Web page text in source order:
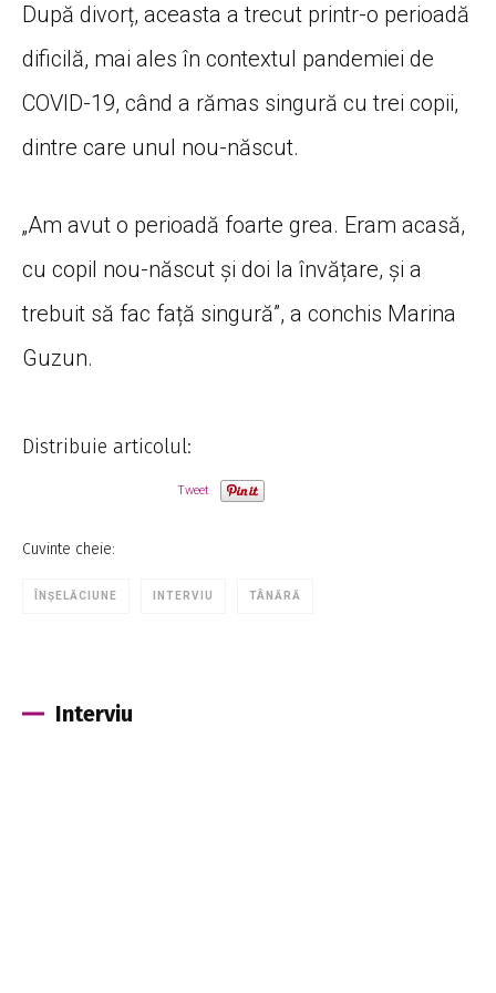
După divorț, aceasta a trecut printr-o perioadă
dificilă, mai ales în contextul pandemiei de
COVID-19, când a rămas singură cu trei copii,
dintre care unul nou-născut.
„Am avut o perioadă foarte grea. Eram acasă,
cu copil nou-născut și doi la învățare, și a
trebuit să fac față singură”, a conchis Marina
Guzun.
Distribuie articolul:
Tweet
Cuvinte cheie:
ÎNȘELĂCIUNE INTERVIU TÂNĂRĂ
Interviu